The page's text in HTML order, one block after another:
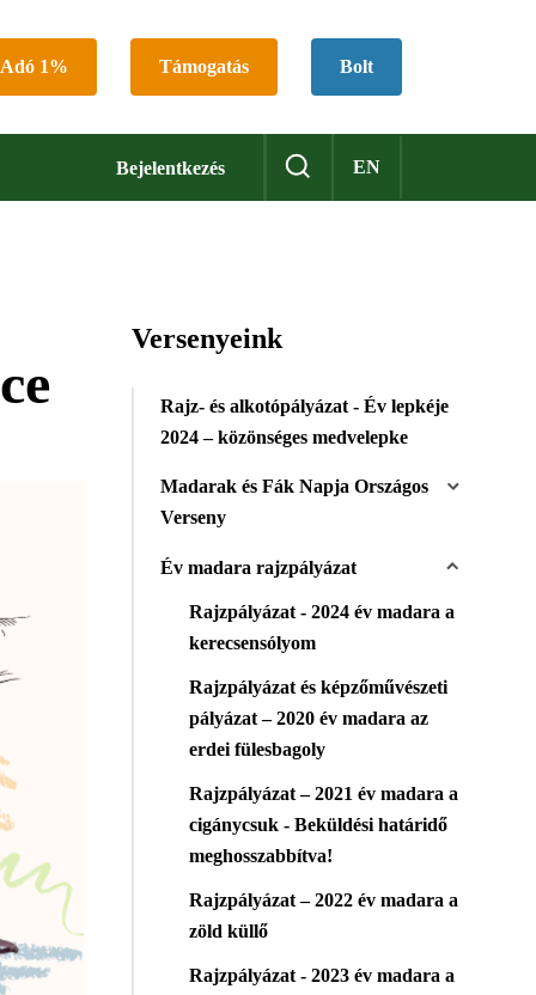
Adó 1% Támogatás Bolt
Bejelentkezés EN
Versenyeink
Rajz- és alkotópályázat - Év lepkéje
2024 – közönséges medvelepke
Madarak és Fák Napja Országos
Verseny
Év madara rajzpályázat
Rajzpályázat - 2024 év madara a
kerecsensólyom
Rajzpályázat és képzőművészeti
pályázat – 2020 év madara az
erdei fülesbagoly
Rajzpályázat – 2021 év madara a
cigánycsuk - Beküldési határidő
meghosszabbítva!
Rajzpályázat – 2022 év madara a
zöld küllő
Rajzpályázat - 2023 év madara a